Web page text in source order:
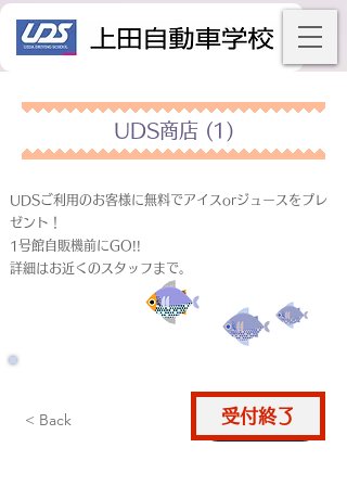
UDS商店 (1)
UDSご利用のお客様に無料でアイスorジュースをプレ
ゼント！
1号館自販機前にGO!!
詳細はお近くのスタッフまで。
< Back 仮申込
受付終了